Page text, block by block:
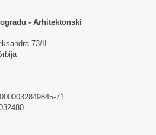
- Arhitektonski
73/II
71